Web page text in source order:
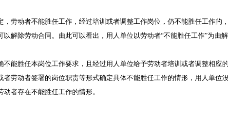
，劳动者不能胜任工作，经过培训或者调整工作岗位，仍不能胜任工作的
以解除劳动合同。由此可以看出，用人单位以劳动者“不能胜任工作”为由
不能胜任本岗位工作要求，且经过用人单位给予劳动者培训或者调整相应
劳动者签署的岗位职责等形式确定具体不能胜任工作的情形，用人单位
者存在不能胜任工作的情形。